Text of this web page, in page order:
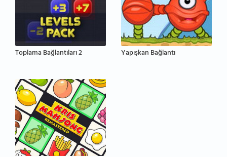
Toplama Bağlantıları 2 Yapışkan Bağlantı